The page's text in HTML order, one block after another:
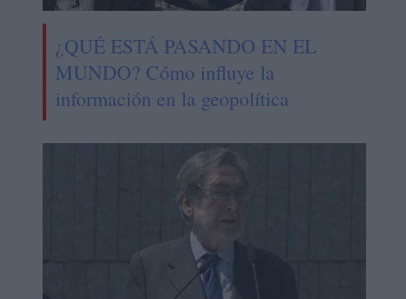
¿QUÉ ESTÁ PASANDO EN EL
MUNDO? Cómo influye la
información en la geopolítica